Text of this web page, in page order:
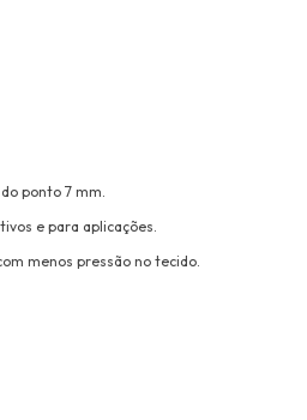
ponto 7 mm.
e para aplicações.
menos pressão no tecido.